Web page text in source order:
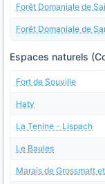
Forêt Domaniale de
Forêt Domaniale de
Espaces naturels
Fort de Souville
Haty
La Tenine - Lispach
Le Baules
Marais de Grossmatt